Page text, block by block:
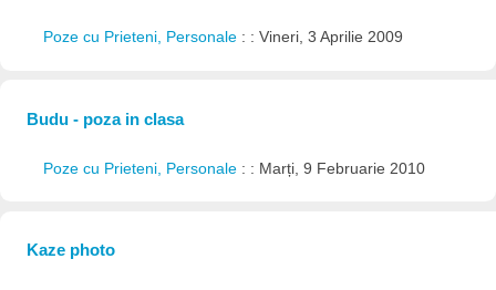
Poze cu Prieteni, Personale : : Vineri, 3 Aprilie 2009
Budu - poza in clasa
Poze cu Prieteni, Personale : : Marți, 9 Februarie 2010
Kaze photo